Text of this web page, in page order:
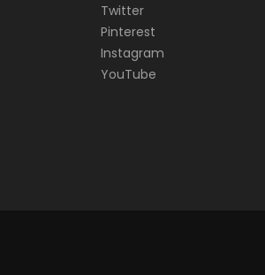
Twitter
Pinterest
Instagram
YouTube